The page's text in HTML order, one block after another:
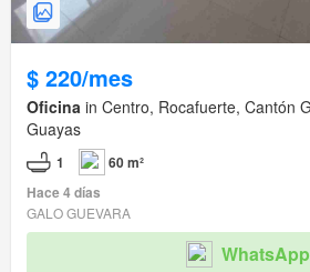
$ 220/mes
Oficina in Centro, Rocafuerte, Cantón
Guayas
1
60 m²
Hace 4 días
GALO GUEVARA
WhatsApp